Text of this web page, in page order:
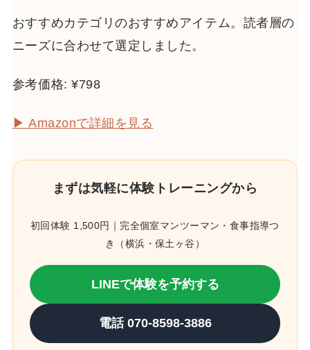
おすすめカテゴリのおすすめアイテム。読者層の
ニーズに合わせて選定しました。
参考価格: ¥798
▶ Amazonで詳細を見る
まずは気軽に体験トレーニングから
初回体験 1,500円｜完全個室マンツーマン・食事指導つ
き（横浜・保土ヶ谷）
LINEで体験を予約する
電話 070-8598-3886